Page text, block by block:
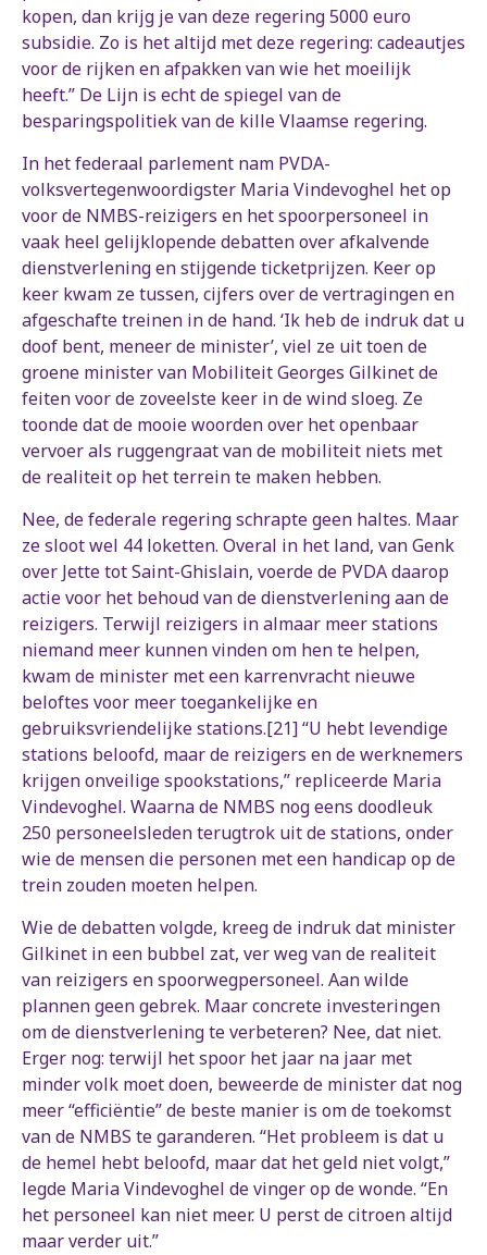
kopen, dan krijg je van deze regering 5000 euro
subsidie. Zo is het altijd met deze regering: cadeautjes
voor de rijken en afpakken van wie het moeilijk
heeft.” De Lijn is echt de spiegel van de
besparingspolitiek van de kille Vlaamse regering.
In het federaal parlement nam PVDA-
volksvertegenwoordigster Maria Vindevoghel het op
voor de NMBS-reizigers en het spoorpersoneel in
vaak heel gelijklopende debatten over afkalvende
dienstverlening en stijgende ticketprijzen. Keer op
keer kwam ze tussen, cijfers over de vertragingen en
afgeschafte treinen in de hand. ‘Ik heb de indruk dat u
doof bent, meneer de minister’, viel ze uit toen de
groene minister van Mobiliteit Georges Gilkinet de
feiten voor de zoveelste keer in de wind sloeg. Ze
toonde dat de mooie woorden over het openbaar
vervoer als ruggengraat van de mobiliteit niets met
de realiteit op het terrein te maken hebben.
Nee, de federale regering schrapte geen haltes. Maar
ze sloot wel 44 loketten. Overal in het land, van Genk
over Jette tot Saint-Ghislain, voerde de PVDA daarop
actie voor het behoud van de dienstverlening aan de
reizigers. Terwijl reizigers in almaar meer stations
niemand meer kunnen vinden om hen te helpen,
kwam de minister met een karrenvracht nieuwe
beloftes voor meer toegankelijke en
gebruiksvriendelijke stations.[21] “U hebt levendige
stations beloofd, maar de reizigers en de werknemers
krijgen onveilige spookstations,” repliceerde Maria
Vindevoghel. Waarna de NMBS nog eens doodleuk
250 personeelsleden terugtrok uit de stations, onder
wie de mensen die personen met een handicap op de
trein zouden moeten helpen.
Wie de debatten volgde, kreeg de indruk dat minister
Gilkinet in een bubbel zat, ver weg van de realiteit
van reizigers en spoorwegpersoneel. Aan wilde
plannen geen gebrek. Maar concrete investeringen
om de dienstverlening te verbeteren? Nee, dat niet.
Erger nog: terwijl het spoor het jaar na jaar met
minder volk moet doen, beweerde de minister dat nog
meer “efficiëntie” de beste manier is om de toekomst
van de NMBS te garanderen. “Het probleem is dat u
de hemel hebt beloofd, maar dat het geld niet volgt,”
legde Maria Vindevoghel de vinger op de wonde. “En
het personeel kan niet meer. U perst de citroen altijd
maar verder uit.”